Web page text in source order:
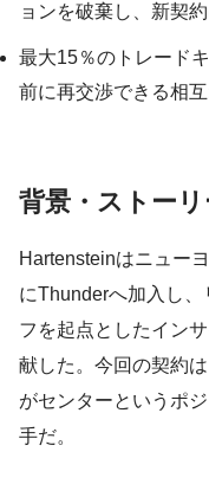
ョンを破棄し、新契
最大15％のトレード
前に再交渉できる相
背景・ストーリ
Hartensteinはニュー
にThunderへ加入し
フを起点としたイン
献した。今回の契約
がセンターというポ
手だ。